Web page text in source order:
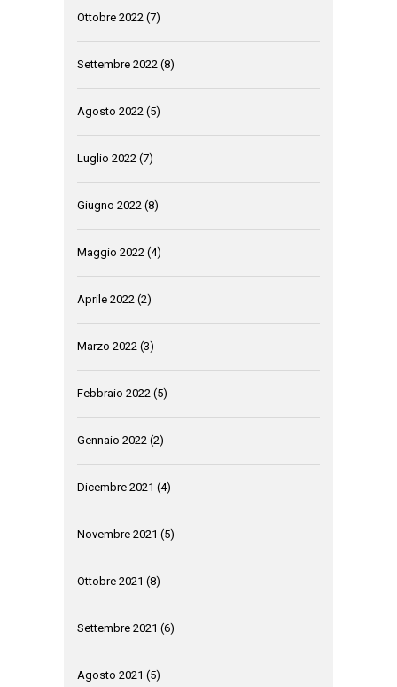
Ottobre 2022 (7)
Settembre 2022 (8)
Agosto 2022 (5)
Luglio 2022 (7)
Giugno 2022 (8)
Maggio 2022 (4)
Aprile 2022 (2)
Marzo 2022 (3)
Febbraio 2022 (5)
Gennaio 2022 (2)
Dicembre 2021 (4)
Novembre 2021 (5)
Ottobre 2021 (8)
Settembre 2021 (6)
Agosto 2021 (5)